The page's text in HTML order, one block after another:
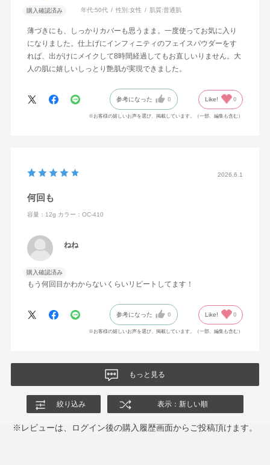
購入確認済み 年代:50代 性別:女性 肌質:普通肌
薄づきにも、しっかりカバーも思うまま。一度使ってお気に入り
になりました。仕上げにインフィニティのフェイスパウダーをす
れば、出がけにメイクして8時間経過してもお直しいりません。大
人の肌に嬉しいしっとり艶肌が実現できました。
参考になった 0 Like! 0
※お客様の嬉しいお声を選び、掲載しています。（一部、編集も含む）
2026.6.1
何回も
容量：12g カラー：OC-410
ねね
購入確認済み
もう何回目かわからないくらいリピートしてます！
参考になった 0 Like! 0
※お客様の嬉しいお声を選び、掲載しています。（一部、編集も含む）
もっと見る
絞り込み 表示：新しい順
※レビューは、ログイン後の購入履歴画面からご投稿頂けます。